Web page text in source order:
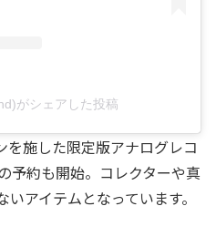
がシェアした投稿
施した限定版アナログレコ
予約も開始。コレクターや真
アイテムとなっています。